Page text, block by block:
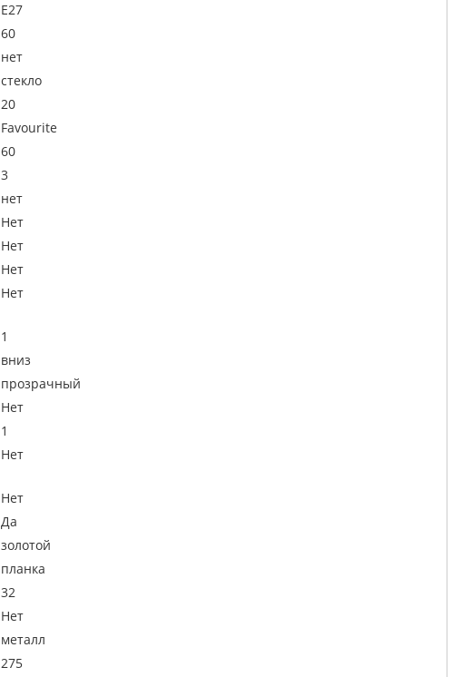
E27
60
нет
стекло
20
Favourite
60
3
нет
Нет
Нет
Нет
Нет
1
вниз
прозрачный
Нет
1
Нет
Нет
Да
золотой
планка
32
Нет
металл
275